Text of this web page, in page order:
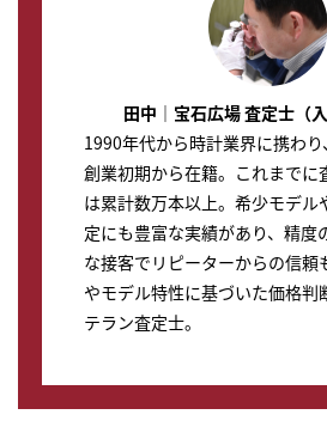
田中｜宝石広場 査定士（
1990年代から時計業界に携わ
創業初期から在籍。これまでに
は累計数万本以上。希少モデル
定にも豊富な実績があり、精度
な接客でリピーターからの信頼
やモデル特性に基づいた価格判
テラン査定士。